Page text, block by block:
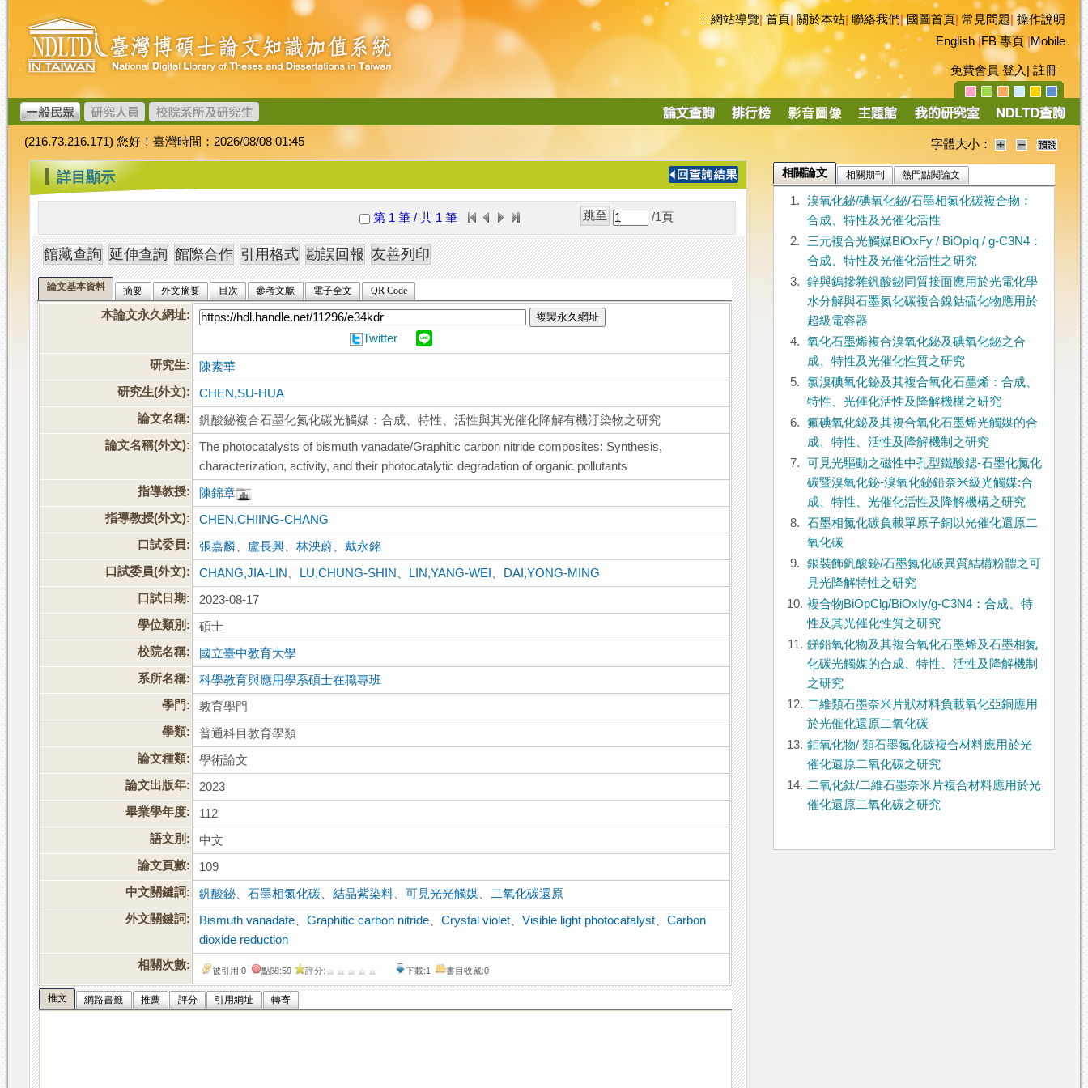
跳
到
主
要
內
容
臺
灣
博
碩
士
論
文
加
值
系
統
::: 網站導覽|首頁|關於本站 聯絡我們|國圖首頁 常見問題|操作說明
English|FB 專頁|Mobile
免費會員 登入 註冊
導
(216.73.216.171) 您好！臺灣時間：2026/08/08 01:45 字體大小：
::: 詳目顯示
第 1 筆 / 共 1 筆 /1 頁
論文基本資料 摘要 外文摘要 目次 參考文獻 電子全文 QR Code
本論文永久網址: 複製永久網址
Twitter
研究生:
陳素華
研究生(外文):
CHEN,SU-HUA
論文名稱:
釩酸鉍複合石墨化氮化碳光觸媒：合成、特性、活性與其光催化降解有機汙染物之研究
論文名稱(外文):
The photocatalysts of bismuth vanadate/Graphitic carbon nitride composites: Synthesis,
characterization, activity, and their photocatalytic degradation of organic pollutants
指導教授:
陳錦章
指導教授(外文):
CHEN,CHIING-CHANG
口試委員:
張嘉麟 盧長興 、林泱蔚 、戴永銘
口試委員(外文):
CHANG,JIA-LIN LU,CHUNG-SHIN LIN,YANG-WEI
DAI,YONG-MING
口試日期:
2023-08-17
學位類別:
碩士
校院名稱:
國立臺中教育大學
系所名稱:
科學教育與應用學系碩士在職專班
學門:
教育學門
學類:
普通科目教育學類
論文種類:
學術論文
論文出版年:
2023
畢業學年度:
112
語文別:
中文
論文頁數:
109
中文關鍵詞:
釩酸鉍 、石墨相氮化碳 、結晶紫染料 、可見光光觸媒
二氧化碳還原
外文關鍵詞:
Bismuth vanadate 、Graphitic carbon nitride 、Crystal violet 、Visible light photocatalyst 、Carbon
dioxide reduction
相關次數:
被引用:0 點閱:59 評分: 下載:1 書目收藏:0
推文 網路書籤 推薦 評分 引用網址 轉寄
相關論文 相關期刊 熱門點閱論文
1.
溴氧化鉍/碘氧化鉍/石墨相氮化碳複合物：
合成、特性及光催化活性
2.
三元複合光觸媒BiOxFy / BiOpIq / g-C3N4：
合成、特性及光催化活性之研究
3.
鋅與鎢摻雜釩酸鉍同質接面應用於光電化學
水分解與石墨氮化碳複合鎳鈷硫化物應用於
超級電容器
4.
氧化石墨烯複合溴氧化鉍及碘氧化鉍之合
成、特性及光催化性質之研究
5.
氯溴碘氧化鉍及其複合氧化石墨烯：合成、
特性、光催化活性及降解機構之研究
6.
氟碘氧化鉍及其複合氧化石墨烯光觸媒的合
成、特性、活性及降解機制之研究
7.
可見光驅動之磁性中孔型鐵酸鍶-石墨化氮化
碳暨溴氧化鉍-溴氧化鉍鉛奈米級光觸媒:合
成、特性、光催化活性及降解機構之研究
8.
石墨相氮化碳負載單原子銅以光催化還原二
氧化碳
9.
銀裝飾釩酸鉍/石墨氮化碳異質結構粉體之可
見光降解特性之研究
10. 複合物BiOpClg/BiOxIy/g-C3N4：合成、特
性及其光催化性質之研究
11. 銻鉛氧化物及其複合氧化石墨烯及石墨相氮
化碳光觸媒的合成、特性、活性及降解機制
之研究
12. 二維類石墨奈米片狀材料負載氧化亞銅應用
於光催化還原二氧化碳
13. 鉬氧化物/ 類石墨氮化碳複合材料應用於光
催化還原二氧化碳之研究
14. 二氧化鈦/二維石墨奈米片複合材料應用於光
催化還原二氧化碳之研究